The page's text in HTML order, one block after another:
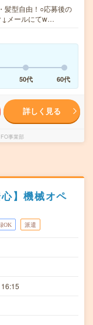
髪型自由！○応募後の
↓メールにてw…
50代 60代
詳しく見る
事業部
】機械オペ
OK 派遣